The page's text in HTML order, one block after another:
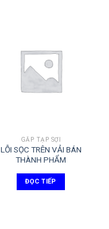
GẮP TẠP SỢI
LỖI SỌC TRÊN VẢI BÁN
THÀNH PHẨM
ĐỌC TIẾP